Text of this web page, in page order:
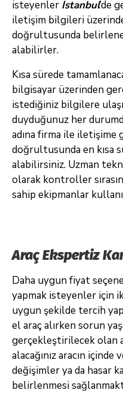
isteyenler İstanbul’de
iletişim bilgileri
doğrultusunda
alabilirler.
Kısa sürede
bilgisayar üzerinden
istediğiniz bilgilere
duyduğunuz her
adına firma ile iletişime
doğrultusunda en kısa
alabilirsiniz. Uzman
olarak kontroller
sahip ekipmanlar
Araç Ekspertiz
Daha uygun fiyat
yapmak isteyenler için
uygun şekilde tercih
el araç alırken sorun
gerçekleştirilecek olan
alacağınız aracın içinde
değişimler ya da hasar
belirlenmesi